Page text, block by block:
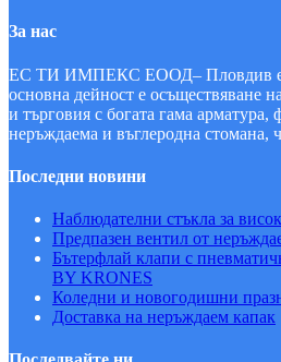
За нас
ЕС ТИ ИМПЕКС ЕООД– Пловдив е
основна дейност е осъществяване
и търговия с богата гама
неръждаема и въглеродна стомана,
Последни новини
Наблюдателни стъкла за
Предпазен вентил от
Бътерфлай клапи с
BY KRONES
Коледни и новогодишни
Доставка на неръждаем капак